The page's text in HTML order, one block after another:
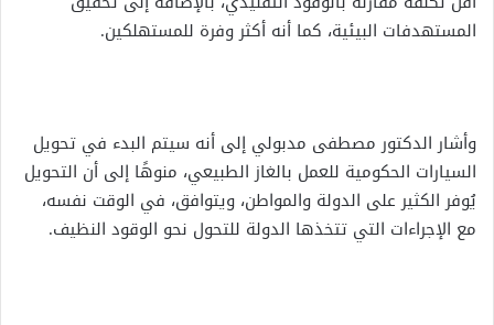
المستهدفات البيئية، كما أنه أكثر وفرة للمستهلكين.
وأشار الدكتور مصطفى مدبولي إلى أنه سيتم البدء في تحويل
السيارات الحكومية للعمل بالغاز الطبيعي، منوهًا إلى أن التحويل
يُوفر الكثير على الدولة والمواطن، ويتوافق، في الوقت نفسه،
مع الإجراءات التي تتخذها الدولة للتحول نحو الوقود النظيف.